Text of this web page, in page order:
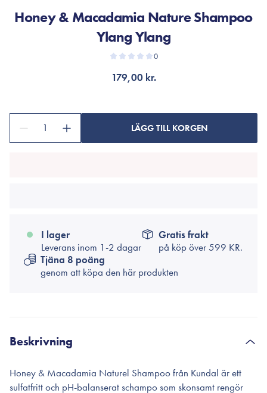
Honey & Macadamia Nature Shampoo
Ylang Ylang
0
179,00 kr.
1 LÄGG TILL KORGEN
I lager
Leverans inom 1-2 dagar
Gratis frakt
på köp över599 KR.
Tjäna 8 poäng
genom att köpa den här produkten
Beskrivning
Honey & Macadamia Naturel Shampoo från Kundal är ett
sulfatfritt och pH-balanserat schampo som skonsamt rengör